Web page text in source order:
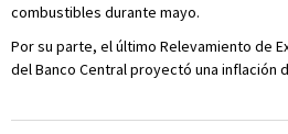
combustibles durante mayo.
Por su parte, el último Relevamiento de
del Banco Central proyectó una inflación